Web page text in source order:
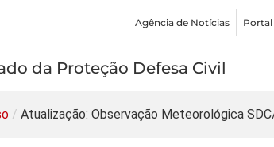
Agência de Notícias Portal
da Proteção Defesa Civil
/ Atualização: Observação Meteorológica